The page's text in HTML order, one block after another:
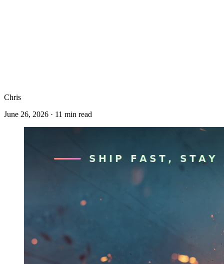
Chris
June 26, 2026 · 11 min read